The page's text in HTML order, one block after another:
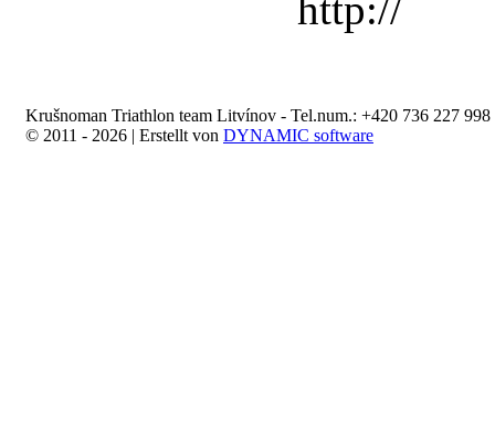
Krušnoman Triathlon team Litvínov - Tel.num.: +420 736 227
© 2011 - 2026 | Erstellt von DYNAMIC software